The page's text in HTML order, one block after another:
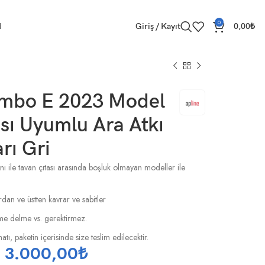
Giriş / Kayıt 0 0,00₺
E 2023 Model
Uyumlu Ara Atkı
Gri
ile tavan çıtası arasında boşluk olmayan modeller ile
ve üstten kavrar ve sabitler
delme vs. gerektirmez.
paketin içerisinde size teslim edilecektir.
3.000,00₺